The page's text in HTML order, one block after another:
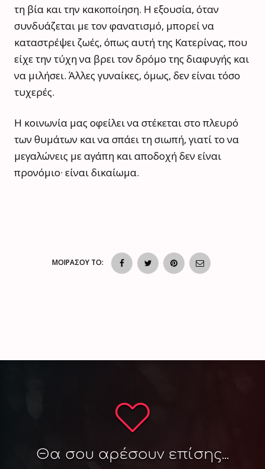
τη βία και την κακοποίηση. Η εξουσία, όταν
συνδυάζεται με τον φανατισμό, μπορεί να
καταστρέψει ζωές, όπως αυτή της Κατερίνας, που
είχε την τύχη να βρει τον δρόμο της διαφυγής και
να μιλήσει. Άλλες γυναίκες, όμως, δεν είναι τόσο
τυχερές.
Η κοινωνία μας οφείλει να στέκεται στο πλευρό
των θυμάτων και να σπάει τη σιωπή, γιατί το να
μεγαλώνεις με αγάπη και αποδοχή δεν είναι
προνόμιο· είναι δικαίωμα.
ΜΟΙΡΑΣΟΥ ΤΟ:
Θα σου αρέσουν επίσης...